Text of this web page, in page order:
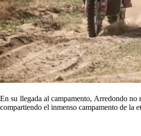
En su llegada al campamento, Arredondo no
compartiendo el inmenso campamento de la